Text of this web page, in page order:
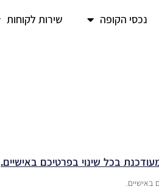
נכסי הקופה שירות לקוחות
בכל שינוי בפרטיכם באישיים.
באישיים.